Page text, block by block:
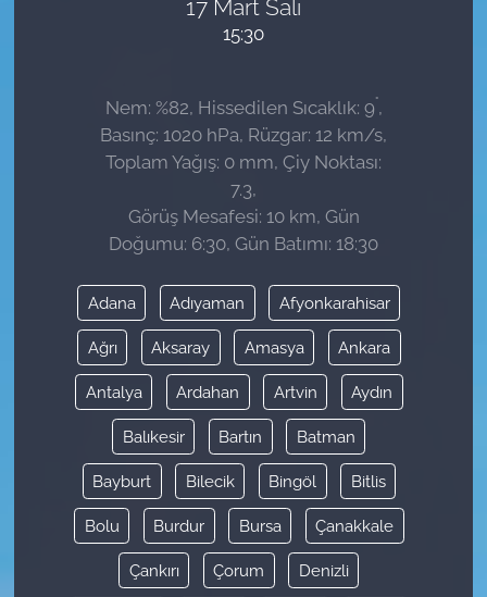
17 Mart Salı
15:30
Nem: %82, Hissedilen Sıcaklık: 9°,
Basınç: 1020 hPa, Rüzgar: 12 km/s,
Toplam Yağış: 0 mm, Çiy Noktası:
7.3,
Görüş Mesafesi: 10 km, Gün
Doğumu: 6:30, Gün Batımı: 18:30
Adana Adıyaman Afyonkarahisar
Ağrı Aksaray Amasya Ankara
Antalya Ardahan Artvin Aydın
Balıkesir Bartın Batman
Bayburt Bilecik Bingöl Bitlis
Bolu Burdur Bursa Çanakkale
Çankırı Çorum Denizli